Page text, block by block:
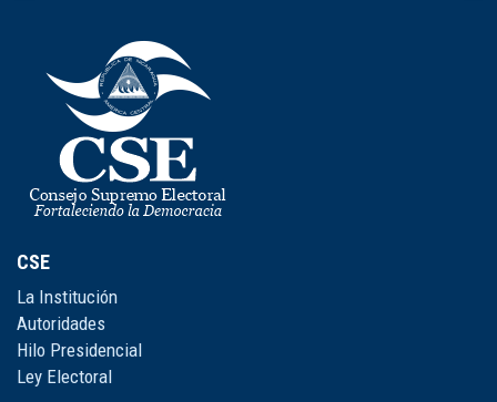
CSE
La Institución
Autoridades
Hilo Presidencial
Ley Electoral